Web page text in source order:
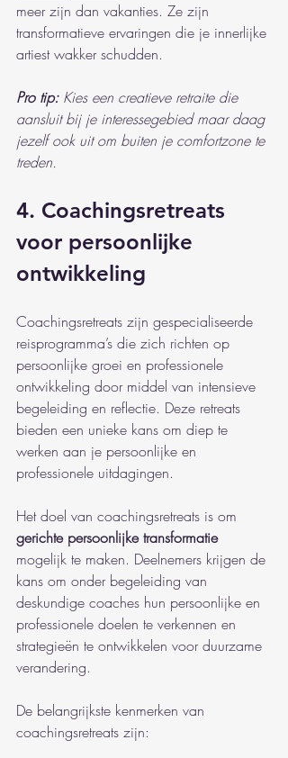
meer zijn dan vakanties. Ze zijn
transformatieve ervaringen die je innerlijke
artiest wakker schudden.
Pro tip: Kies een creatieve retraite die
aansluit bij je interessegebied maar daag
jezelf ook uit om buiten je comfortzone te
treden.
4. Coachingsretreats
voor persoonlijke
ontwikkeling
Coachingsretreats zijn gespecialiseerde
reisprogramma’s die zich richten op
persoonlijke groei en professionele
ontwikkeling door middel van intensieve
begeleiding en reflectie. Deze retreats
bieden een unieke kans om diep te
werken aan je persoonlijke en
professionele uitdagingen.
Het doel van coachingsretreats is om
gerichte persoonlijke transformatie
mogelijk te maken. Deelnemers krijgen de
kans om onder begeleiding van
deskundige coaches hun persoonlijke en
professionele doelen te verkennen en
strategieën te ontwikkelen voor duurzame
verandering.
De belangrijkste kenmerken van
coachingsretreats zijn: